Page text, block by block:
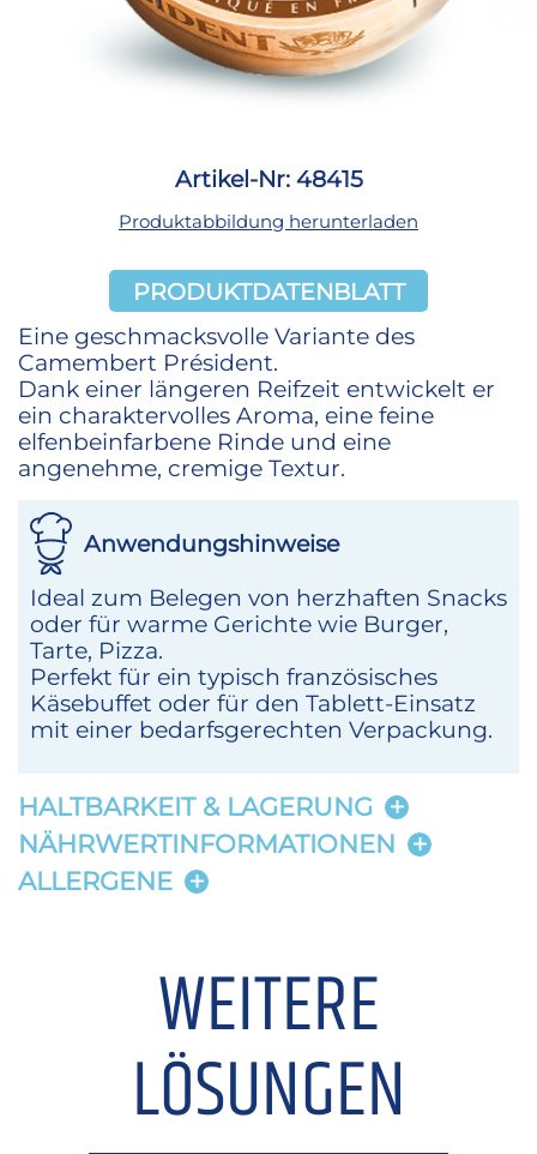
Artikel-Nr: 48415
Produktabbildung herunterladen
PRODUKTDATENBLATT
Eine geschmacksvolle Variante des
Camembert Président.
Dank einer längeren Reifzeit entwickelt er
ein charaktervolles Aroma, eine feine
elfenbeinfarbene Rinde und eine
angenehme, cremige Textur.
Anwendungshinweise
Ideal zum Belegen von herzhaften Snacks
oder für warme Gerichte wie Burger,
Tarte, Pizza.
Perfekt für ein typisch französisches
Käsebuffet oder für den Tablett-Einsatz
mit einer bedarfsgerechten Verpackung.
HALTBARKEIT & LAGERUNG
NÄHRWERTINFORMATIONEN
ALLERGENE
WEITERE
LÖSUNGEN